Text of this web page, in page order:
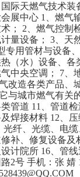
际天燃气技术装
展中心 1、燃气
； 2、燃气控制
量设备； 3、天
专用管材与设备
（水）设备、
中央空调； 7、
改造各类产品、
与城市燃气有关
管道 11、管道
焊接材料 12、
光纤、光缆、电
补、修复设备及
计院所 16、管
2号 手机：张 婧